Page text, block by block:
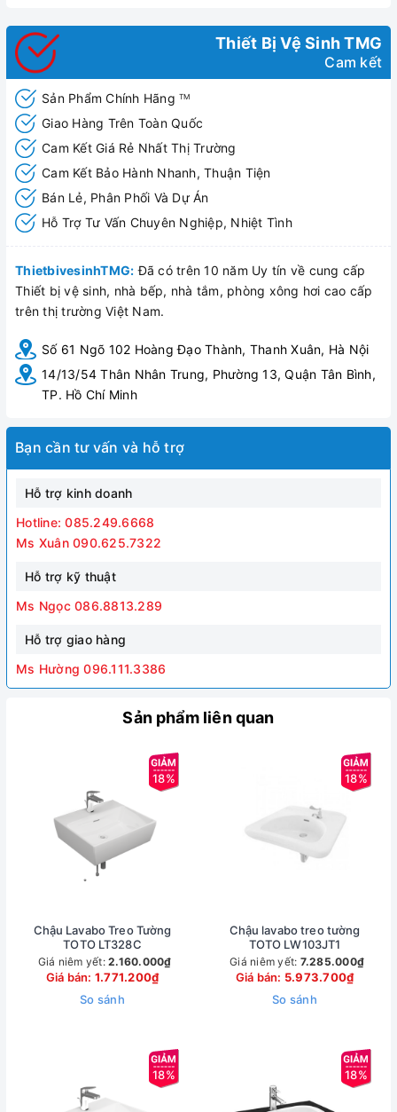
Thiết Bị Vệ Sinh TMG
Cam kết
Sản Phẩm Chính Hãng TM
Giao Hàng Trên Toàn Quốc
Cam Kết Giá Rẻ Nhất Thị Trường
Cam Kết Bảo Hành Nhanh, Thuận Tiện
Bán Lẻ, Phân Phối Và Dự Án
Hỗ Trợ Tư Vấn Chuyên Nghiệp, Nhiệt Tình
ThietbivesinhTMG: Đã có trên 10 năm Uy tín về cung cấp
Thiết bị vệ sinh, nhà bếp, nhà tắm, phòng xông hơi cao cấp
trên thị trường Việt Nam.
Số 61 Ngõ 102 Hoàng Đạo Thành, Thanh Xuân, Hà Nội
14/13/54 Thân Nhân Trung, Phường 13, Quận Tân Bình,
TP. Hồ Chí Minh
Bạn cần tư vấn và hỗ trợ
Hỗ trợ kinh doanh
Hotline: 085.249.6668
Ms Xuân 090.625.7322
Hỗ trợ kỹ thuật
Ms Ngọc 086.8813.289
Hỗ trợ giao hàng
Ms Hường 096.111.3386
Sản phẩm liên quan
18%
Chậu Lavabo Treo Tường
TOTO LT328C
Giá niêm yết: 2.160.000₫
Giá bán: 1.771.200₫
So sánh
18%
Chậu lavabo treo tường
TOTO LW103JT1
Giá niêm yết: 7.285.000₫
Giá bán: 5.973.700₫
So sánh
18% 18%